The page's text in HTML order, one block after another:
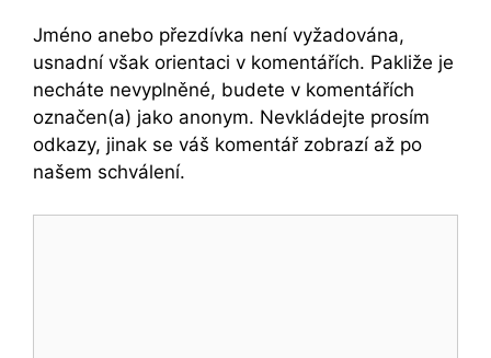
Jméno anebo přezdívka není vyžadována,
usnadní však orientaci v komentářích. Pakliže je
necháte nevyplněné, budete v komentářích
označen(a) jako anonym. Nevkládejte prosím
odkazy, jinak se váš komentář zobrazí až po
našem schválení.